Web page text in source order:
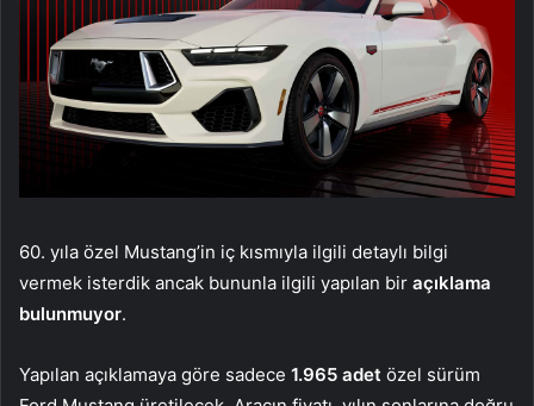
60. yıla özel Mustang’in iç kısmıyla ilgili detaylı bilgi
vermek isterdik ancak bununla ilgili yapılan bir açıklama
bulunmuyor.
Yapılan açıklamaya göre sadece 1.965 adet özel sürüm